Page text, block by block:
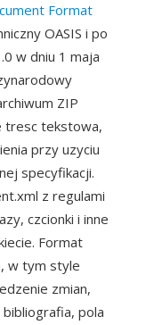
Format
OASIS i po
w dniu 1 maja
ZIP
tresc tekstowa,
przy uzyciu
specyfikacji.
z regulami
czcionki i inne
Format
w tym style
zmian,
pola